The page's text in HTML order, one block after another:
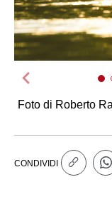
Foto di Roberto
CONDIVIDI